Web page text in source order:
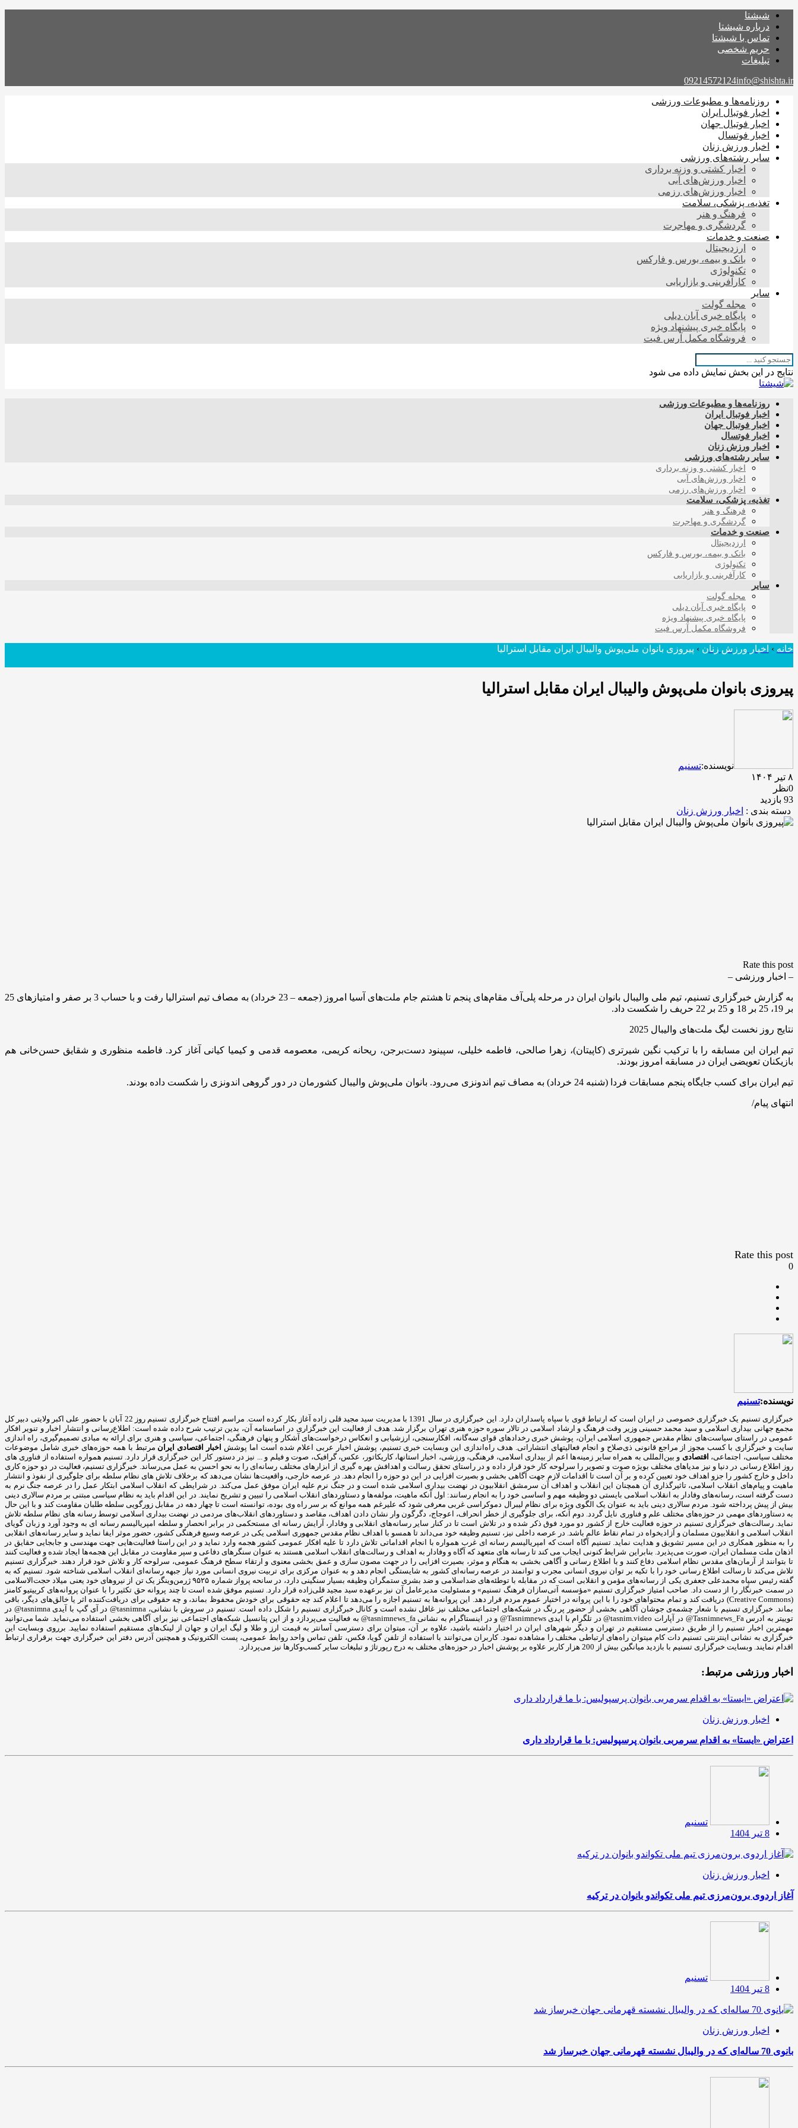
شیشتا
درباره شیشتا
تماس با شیشتا
حریم شخصی
تبلیغات
09214572124info@shishta.ir
روزنامه‌ها و مطبوعات ورزشی
اخبار فوتبال ایران
اخبار فوتبال جهان
اخبار فوتسال
اخبار ورزش زنان
سایر رشته‌های ورزشی
اخبار کشتی و وزنه برداری
اخبار ورزش‌های آبی
اخبار ورزش‌های رزمی
تغذیه، پزشکی، سلامت
فرهنگ و هنر
گردشگری و مهاجرت
صنعت و خدمات
ارزدیجیتال
بانک و بیمه، بورس و فارکس
تکنولوژی
کارآفرینی و بازاریابی
سایر
مجله گولت
پایگاه خبری آبان دیلی
پایگاه خبری پیشنهاد ویژه
فروشگاه مکمل آرس فیت
نتایج در این بخش نمایش داده می شود
روزنامه‌ها و مطبوعات ورزشی
اخبار فوتبال ایران
اخبار فوتبال جهان
اخبار فوتسال
اخبار ورزش زنان
سایر رشته‌های ورزشی
اخبار کشتی و وزنه برداری
اخبار ورزش‌های آبی
اخبار ورزش‌های رزمی
تغذیه، پزشکی، سلامت
فرهنگ و هنر
گردشگری و مهاجرت
صنعت و خدمات
ارزدیجیتال
بانک و بیمه، بورس و فارکس
تکنولوژی
کارآفرینی و بازاریابی
سایر
مجله گولت
پایگاه خبری آبان دیلی
پایگاه خبری پیشنهاد ویژه
فروشگاه مکمل آرس فیت
خانه › اخبار ورزش زنان › پیروزی بانوان ملی‌پوش والیبال ایران مقابل استرالیا
پیروزی بانوان ملی‌پوش والیبال ایران مقابل استرالیا
نویسنده:تسنیم
۸ تیر ۱۴۰۴
0نظر
93 بازدید
دسته بندی : اخبار ورزش زنان
Rate this post
– اخبار ورزشی –
به گزارش خبرگزاری تسنیم، تیم ملی والیبال بانوان ایران در مرحله پلی‌آف مقام‌های پنجم تا هشتم جام ملت‌های آسیا امروز (جمعه – 23 خرداد) به مصاف تیم استرالیا رفت و با حساب 3 بر صفر و امتیازهای 25
بر 19، 25 بر 18 و 25 بر 22 حریف را شکست داد.
نتایج روز نخست لیگ ملت‌های والیبال 2025
تیم ایران این مسابقه را با ترکیب نگین شیرتری (کاپیتان)، زهرا صالحی، فاطمه خلیلی، سپینود دست‌برجن، ریحانه کریمی، معصومه قدمی و کیمیا کیانی آغاز کرد. فاطمه منظوری و شقایق حسن‌خانی هم
بازیکنان تعویضی ایران در مسابقه امروز بودند.
تیم ایران برای کسب جایگاه پنجم مسابقات فردا (شنبه 24 خرداد) به مصاف تیم اندونزی می‌رود. بانوان ملی‌پوش والیبال کشورمان در دور گروهی اندونزی را شکست داده بودند.
انتهای پیام/
Rate this post
0
نویسنده:تسنیم
خبرگزاری تسنیم یک خبرگزاری خصوصی در ایران است که ارتباط قوی با سپاه پاسداران دارد. این خبرگزاری در سال 1391 با مدیریت سید مجید قلی زاده آغاز بکار کرده است. مراسم افتتاح خبرگزاری تسنیم روز 22 آبان با حضور علی اکبر ولایتی دبیر کل
مجمع جهانی بیداری اسلامی و سید محمد حسینی وزیر وقت فرهنگ و ارشاد اسلامی در تالار سوره حوزه هنری تهران برگزار شد. هدف از فعالیت این خبرگزاری در اساسنامه آن، بدین ترتیب شرح داده شده است: اطلاع‌رسانی و انتشار اخبار و تنویر افکار
عمومی در راستای سیاست‌های نظام مقدس جمهوری اسلامی ایران، پوشش خبری رخدادهای قوای سه‌گانه، افکارسنجی، ارزشیابی و انعکاس درخواست‌های آشکار و پنهان فرهنگی، اجتماعی، سیاسی و هنری برای ارائه به مبادی تصمیم‌گیری، راه اندازی
سایت و خبرگزاری با کسب مجوز از مراجع قانونی ذی‌صلاح و انجام فعالیتهای انتشاراتی. هدف راه‌اندازی این وبسایت خبری تسنیم، پوشش اخبار عربی اعلام شده است اما پوشش اخبار اقتصادی ایران مرتبط با همه حوزه‌های خبری شامل موضوعات
مختلف سیاسی، اجتماعی، اقتصادی و بین‌المللی به همراه سایر زمینه‌ها اعم از بیداری اسلامی، فرهنگی، ورزشی، اخبار استانها، کاریکاتور، عکس، گرافیک، صوت و فیلم و ... نیز در دستور کار این خبرگزاری قرار دارد. تسنیم همواره استفاده از فناوری های
روز اطلاع رسانی در دنیا و نیز مدیاهای مختلف بویژه صوت و تصویر را سرلوحه کار خود قرار داده و در راستای تحقق رسالت و اهدافش بهره گیری از ابزارهای مختلف رسانه‌ای را به نحو احسن به عمل می‌رساند. خبرگزاری تسنیم، فعالیت در دو حوزه کاری
داخل و خارج کشور را جزو اهداف خود تعیین کرده و بر آن است تا اقدامات لازم جهت آگاهی بخشی و بصیرت افزایی در این دو حوزه را انجام دهد. در عرصه خارجی، واقعیت‌ها نشان می‌دهد که برخلاف تلاش های نظام سلطه برای جلوگیری از نفوذ و انتشار
ماهیت و پیام‌های انقلاب اسلامی، تاثیرگذاری آن همچنان این انقلاب و اهداف آن سرمشق انقلابیون در نهضت بیداری اسلامی شده است و در جنگ نرم علیه ایران موفق عمل می‌کند. در شرایطی که انقلاب اسلامی ابتکار عمل را در عرصه جنگ نرم به
دست گرفته است، رسانه‌های وفادار به انقلاب اسلامی بایستی دو وظیفه مهم و اساسی خود را به انجام رسانند: اول آنکه ماهیت، مولفه‌ها و دستاوردهای انقلاب اسلامی را تبیین و تشریح نمایند. در این اقدام باید به نظام سیاسی مبتنی بر مردم سالاری دینی
بیش از پیش پرداخته شود. مردم سالاری دینی باید به عنوان یک الگوی ویژه برای نظام لیبرال دموکراسی غربی معرفی شود که علیرغم همه موانع که بر سر راه وی بوده، توانسته است تا چهار دهه در مقابل زورگویی سلطه طلبان مقاومت کند و با این حال
به دستاوردهای مهمی در حوزه‌های مختلف علم و فناوری نایل گردد. دوم آنکه، برای جلوگیری از خطر انحراف، اعوجاج، دگرگون وار نشان دادن اهداف، مقاصد و دستاوردهای انقلاب‌های مردمی در نهضت بیداری اسلامی توسط رسانه های نظام سلطه تلاش
نماید. رسالت‌های خبرگزاری تسنیم در حوزه فعالیت خارج از کشور دو مورد فوق ذکر شده و در تلاش است تا در کنار سایر رسانه‌های انقلابی و وفادار، آرایش رسانه ای مستحکمی در برابر انحصار و سلطه امپریالیسم رسانه ای به وجود آورد و زبان گویای
انقلاب اسلامی و انقلابیون مسلمان و آزادیخواه در تمام نقاط عالم باشد. در عرصه داخلی نیز، تسنیم وظیفه خود می‌داند تا همسو با اهداف نظام مقدس جمهوری اسلامی یکی در عرصه وسیع فرهنگی کشور، حضور موثر ایفا نماید و سایر رسانه‌های انقلابی
را به منظور همکاری در این مسیر تشویق و هدایت نماید. تسنیم آگاه است که امپریالیسم رسانه ای غرب همواره با انجام اقداماتی تلاش دارد تا علیه افکار عمومی کشور هجمه وارد نماید و در این راستا فعالیت‌هایی جهت مهندسی و جابجایی حقایق در
اذهان ملت مسلمان ایران، صورت می‌پذیرد. بنابراین شرایط کنونی ایجاب می کند تا رسانه های متعهد که آگاه و وفادار به اهداف و رسالت‌های انقلاب اسلامی هستند به عنوان سنگرهای دفاعی و سپر مقاومت در مقابل این هجمه‌ها ایجاد شده و فعالیت کنند
تا بتوانند از آرمان‌های مقدس نظام اسلامی دفاع کنند و با اطلاع رسانی و آگاهی بخشی به هنگام و موثر، بصیرت افزایی را در جهت مصون سازی و عمق بخشی معنوی و ارتقاء سطح فرهنگ عمومی، سرلوحه کار و تلاش خود قرار دهند. خبرگزاری تسنیم
تلاش می‌کند تا رسالت اطلاع رسانی خود را با تکیه بر توان نیروی انسانی مجرب و توانمند در عرصه رسانه‌ای کشور به شایستگی انجام دهد و به عنوان مرکزی برای تربیت نیروی انسانی مورد نیاز جبهه رسانه‌ای انقلاب اسلامی شناخته شود. تسنیم که به
گفته رئیس سپاه محمدعلی جعفری یکی از رسانه‌های مؤمن و انقلابی است که در مقابله با توطئه‌های ضداسلامی و ضد بشری ستمگران وظیفه بسیار سنگینی دارد، در سانحه پرواز شماره ۹۵۲۵ ژرمن‌وینگز یک تن از نیروهای خود یعنی میلاد حجت‌الاسلامی
در سمت خبرنگار را از دست داد. صاحب امتیاز خبرگزاری تسنیم «مؤسسه آتی‌سازان فرهنگ تسنیم» و مسئولیت مدیرعامل آن نیز برعهده سید مجید قلی‌زاده‌ قرار دارد. تسنیم موفق شده است تا چند پروانه حق تکثیر را با عنوان پروانه‌های کرییتیو کامنز
(Creative Commons) دریافت کند و تمام محتواهای خود را با این پروانه در اختیار عموم مردم قرار دهد. این پروانه‌ها به تسنیم اجازه را می‌دهد تا اعلام کند چه حقوقی برای خودش محفوظ بماند، و چه حقوقی برای دریافت‌کننده اثر یا خالق‌های دیگر، باقی
بماند. خبرگزاری تسنیم با شعار چشمه‌ی جوشان آگاهی بخشی از حضور پر رنگ در شبکه‌های اجتماعی مختلف نیز غافل نشده است و کانال خبرگزاری تسنیم را شکل داده است. تسنیم در سروش با نشانی، tasnimna@ در آی گپ با آیدی tasnimna@ در
توییتر به ادرس Tasnimnews_Fa@ در آپارات tasnim.video@ در تلگرام با ایدی Tasnimnews@ و در اینستاگرام به نشانی tasnimnews_fa@ به فعالیت می‌پردازد و از این پتانسیل شبکه‌های اجتماعی نیز برای آگاهی بخشی استفاده می‌نماید. شما می‌توانید
مهمترین اخبار تسنیم را از طریق دسترسی مستقیم در تهران و دیگر شهرهای ایران در اختیار داشته باشید، علاوه بر آن، میتوان برای دسترسی آسانتر به قیمت ارز و طلا و لیگ ایران و جهان از لینک‌های مستقیم استفاده نمایید. برروی وبسایت این
خبرگزاری به نشانی اینترنتی تسنیم دات کام میتوان راه‌های ارتباطی مختلف را مشاهده نمود. کاربران می‌توانند با استفاده از تلفن گویا، فکس، تلفن تماس واحد روابط عمومی، پست الکترونیک و همچنین آدرس دفتر این خبرگزاری جهت برقراری ارتباط
اقدام نمایند. وبسایت خبرگزاری تسنیم با بازدید میانگین بیش از 200 هزار کاربر علاوه بر پوشش اخبار در حوزه‌های مختلف به درج رپورتاژ و تبلیغات سایر کسب‌وکارها نیز می‌پردازد.
اخبار ورزشی مرتبط:
اخبار ورزش زنان
اعتراض «ایستا» به اقدام سرمربی بانوان پرسپولیس: با ما قرارداد داری
تسنیم
8 تیر 1404
اخبار ورزش زنان
آغاز اردوی برون‌مرزی تیم ملی تکواندو بانوان در ترکیه
تسنیم
8 تیر 1404
اخبار ورزش زنان
بانوی 70 ساله‌ای که در والیبال نشسته قهرمانی جهان خبرساز شد